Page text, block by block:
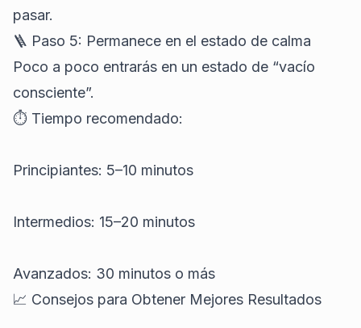
pasar.
🪜 Paso 5: Permanece en el estado de calma
Poco a poco entrarás en un estado de “vacío
consciente”.
⏱ Tiempo recomendado:
Principiantes: 5–10 minutos
Intermedios: 15–20 minutos
Avanzados: 30 minutos o más
📈 Consejos para Obtener Mejores Resultados